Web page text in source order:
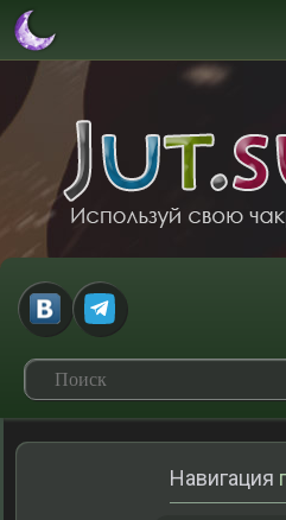
Навигация